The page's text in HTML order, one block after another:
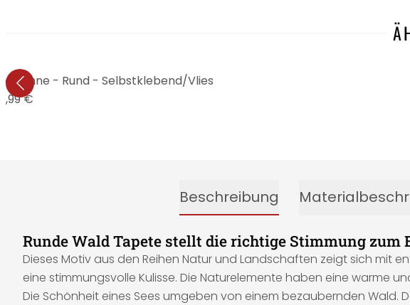
Sonne - Rund - Selbstklebend/Vlies
€
Beschreibung
Runde Wald Tapete stellt die richtige Stimmung zum
Dieses Motiv aus den Reihen Natur und Landschaften zeigt sich mit
eine stimmungsvolle Kulisse. Die Naturelemente haben eine warme
Die Schönheit eines Sees umgeben von einem bezaubernden Wald.